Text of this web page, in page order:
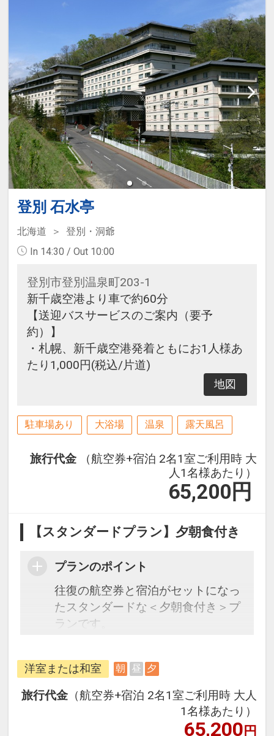
登別 石水亭
北海道
登別・洞爺
In 14:30 / Out 10:00
登別市登別温泉町203-1
新千歳空港より車で約60分
【送迎バスサービスのご案内（要予
約）】
・札幌、新千歳空港発着ともにお1人様あ
たり1,000円(税込/片道)
地図
駐車場あり 大浴場 温泉 露天風呂
旅行代金
（航空券+宿泊 2名1室ご利用時 大
人1名様あたり）
65,200 円
【スタンダードプラン】夕朝食付き
プランのポイント
往復の航空券と宿泊がセットになっ
たスタンダードな＜夕朝食付き＞プ
ランです。
できるダイナミックパッケージだか
ら、一都市滞在はもちろん周遊旅行
にも最適！
旅行期間中の1泊だけの宿泊や延
泊・飛び泊なども自由自在です。
洋室または和室 朝 昼 夕
旅行代金 （航空券+宿泊 2名1室ご利用時 大人
1名様あたり）
65,200円